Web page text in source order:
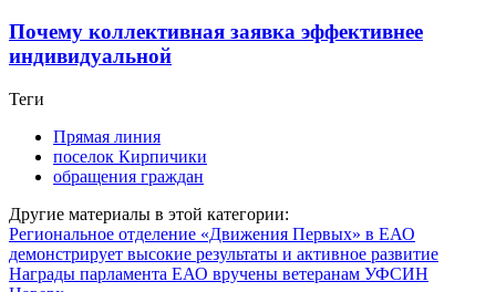
Почему коллективная заявка эффективнее
индивидуальной
Теги
Прямая линия
поселок Кирпичики
обращения граждан
Другие материалы в этой категории:
Региональное отделение «Движения Первых» в ЕАО
демонстрирует высокие результаты и активное развитие
Награды парламента ЕАО вручены ветеранам УФСИН